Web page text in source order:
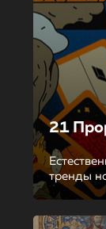
21
тренды